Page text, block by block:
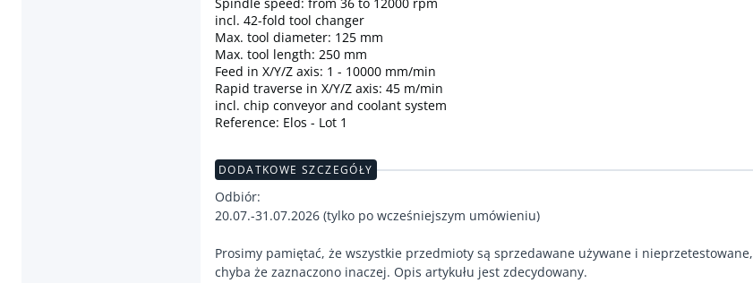
Spindle speed: from 36 to 12000 rpm
incl. 42-fold tool changer
Max. tool diameter: 125 mm
Max. tool length: 250 mm
Feed in X/Y/Z axis: 1 - 10000 mm/min
Rapid traverse in X/Y/Z axis: 45 m/min
incl. chip conveyor and coolant system
Reference: Elos - Lot 1
DODATKOWE SZCZEGÓŁY
Odbiór:
20.07.-31.07.2026 (tylko po wcześniejszym umówieniu)
Prosimy pamiętać, że wszystkie przedmioty są sprzedawane używane i nieprzetestowane,
chyba że zaznaczono inaczej. Opis artykułu jest zdecydowany.